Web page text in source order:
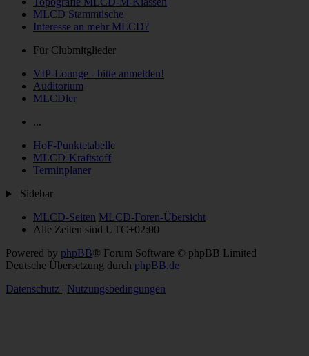
MLCD Stammtische
Interesse an mehr MLCD?
Für Clubmitglieder
VIP-Lounge - bitte anmelden!
Auditorium
MLCDler
...
HoF-Punktetabelle
MLCD-Kraftstoff
Terminplaner
Sidebar
MLCD-Seiten MLCD-Foren-Übersicht
Alle Zeiten sind UTC+02:00
Powered by phpBB® Forum Software © phpBB Limited
Deutsche Übersetzung durch phpBB.de
Datenschutz | Nutzungsbedingungen